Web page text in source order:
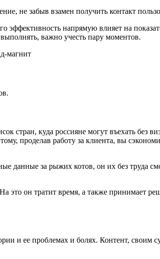
не забыв взамен получить контакт
напрямую влияет на
важно учесть пару моментов.
стран, куда россияне могут въехать без
проделав работу за клиента, вы
данные за рыжих котов, он их без труда
это он тратит время, а также принимает
и ее проблемах и болях. Контент,